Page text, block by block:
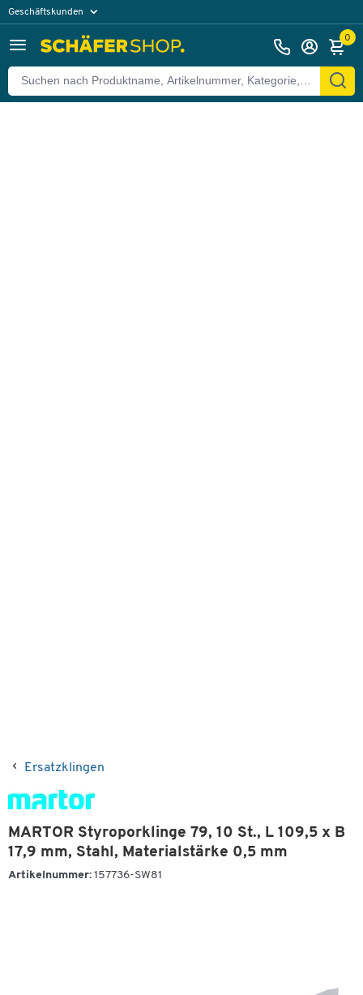
Geschäftskunden
0
Ersatzklingen
MARTOR Styroporklinge 79, 10 St., L 109,5 x B
17,9 mm, Stahl, Materialstärke 0,5 mm
Artikelnummer: 157736-SW81
Zurück